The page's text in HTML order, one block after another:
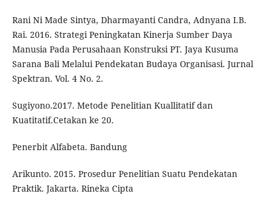
Rani Ni Made Sintya, Dharmayanti Candra, Adnyana I.B.
Rai. 2016. Strategi Peningkatan Kinerja Sumber Daya
Manusia Pada Perusahaan Konstruksi PT. Jaya Kusuma
Sarana Bali Melalui Pendekatan Budaya Organisasi. Jurnal
Spektran. Vol. 4 No. 2.
Sugiyono.2017. Metode Penelitian Kuallitatif dan
Kuatitatif.Cetakan ke 20.
Penerbit Alfabeta. Bandung
Arikunto. 2015. Prosedur Penelitian Suatu Pendekatan
Praktik. Jakarta. Rineka Cipta